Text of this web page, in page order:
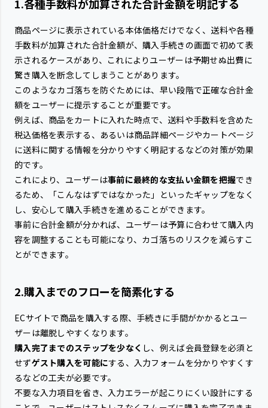
1.各種手数料が加算された合計金額を明記する
商品ページに表示されている本体価格だけでなく、送料や各種
手数料が加算された合計金額が、購入手続きの画面で初めて表
示されるケースがあり、これによりユーザーは予期せぬ出費に
驚き購入を断念してしまうことがあります。
このようなカゴ落ちを防ぐためには、早い段階で正確な合計金
額をユーザーに提示することが重要です。
例えば、商品をカートに入れた時点で、送料や手数料を含めた
税込価格を表示する、あるいは商品詳細ページやカートページ
に送料に関する情報を分かりやすく明記するなどの対策が効果
的です。
これにより、ユーザーは事前に最終的な支払い金額を把握でき
るため、「こんなはずではなかった」といったギャップをなく
し、安心して購入手続きを進めることができます。
事前に合計金額が分かれば、ユーザーは予算に合わせて購入内
容を調整することも可能になり、カゴ落ちのリスクを減らすこ
とができます。
2.購入までのフローを簡素化する
ECサイトで商品を購入する際、手続きに手間がかかるとユー
ザーは離脱しやすくなります。
購入完了までのステップを少なく し、例えば会員登録を必須と
せずゲスト購入を可能にする、入力フォームを分かりやすくす
るなどの工夫が必要です。
不要な入力項目を省き、入力エラーが起こりにくい設計にする